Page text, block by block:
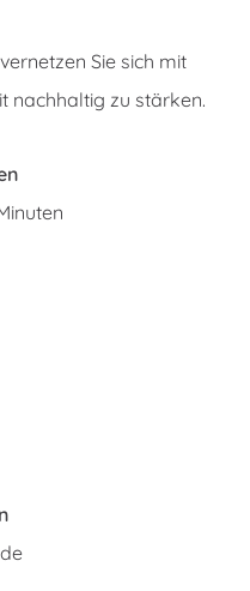
Sie sich mit
nachhaltig zu stärken.